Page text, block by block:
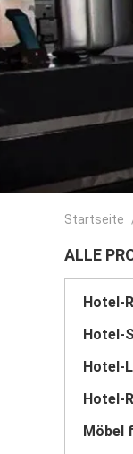
Startseite
ALLE
Hotel-
Hotel-
Hotel-
Hotel-
Möbel